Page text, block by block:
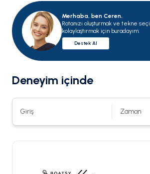
Merhaba, ben Ceren.
Rotanızı oluşturmak ve tekne
kolaylaştırmak için buradayım.
Destek Al
Deneyim içinde
Giriş Zaman